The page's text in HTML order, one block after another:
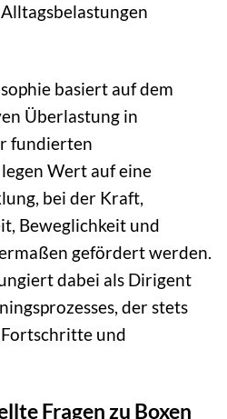
basiert auf dem
Überlastung in
fundierten
Wert auf eine
bei der Kraft,
Beweglichkeit und
gefördert werden.
dabei als Dirigent
der stets
und
Fragen zu Boxen